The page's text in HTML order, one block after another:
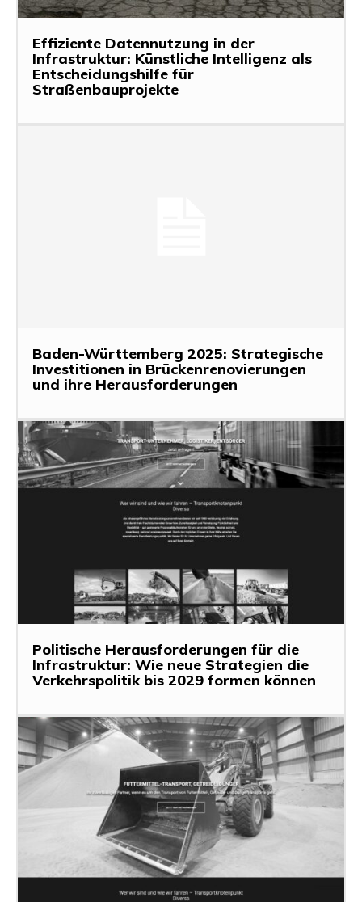
Effiziente Datennutzung in der
Infrastruktur: Künstliche Intelligenz als
Entscheidungshilfe für
Straßenbauprojekte
Baden-Württemberg 2025: Strategische
Investitionen in Brückenrenovierungen
und ihre Herausforderungen
Politische Herausforderungen für die
Infrastruktur: Wie neue Strategien die
Verkehrspolitik bis 2029 formen können